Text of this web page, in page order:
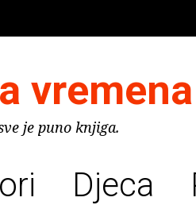
vremena
je puno knjiga.
Djeca